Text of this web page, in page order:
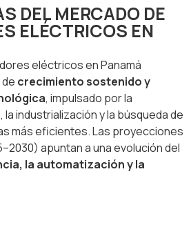
DEL MERCADO DE
ELÉCTRICOS EN
eléctricos en Panamá
crecimiento sostenido y
, impulsado por la
industrialización y la búsqueda de
más eficientes. Las proyecciones
apuntan a una evolución del
la automatización y la